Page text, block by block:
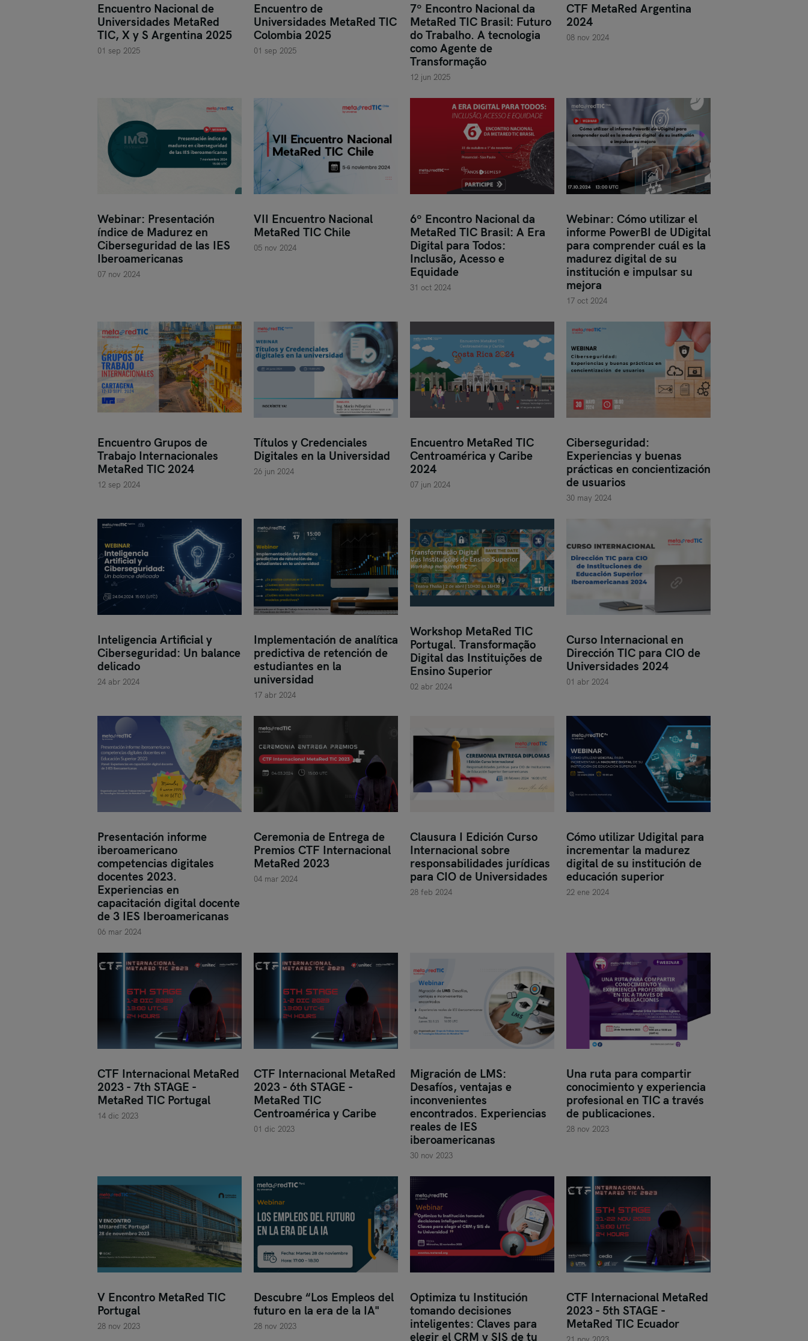
Encuentro Nacional de
Universidades MetaRed
TIC, X y S Argentina 2025
01 sep 2025
Encuentro de
Universidades MetaRed TIC
Colombia 2025
01 sep 2025
7º Encontro Nacional da
MetaRed TIC Brasil: Futuro
do Trabalho. A tecnologia
como Agente de
Transformação
12 jun 2025
CTF MetaRed Argentina
2024
08 nov 2024
Webinar: Presentación
índice de Madurez en
Ciberseguridad de las IES
Iberoamericanas
07 nov 2024
VII Encuentro Nacional
MetaRed TIC Chile
05 nov 2024
6º Encontro Nacional da
MetaRed TIC Brasil: A Era
Digital para Todos:
Inclusão, Acesso e
Equidade
31 oct 2024
Webinar: Cómo utilizar el
informe PowerBI de UDigital
para comprender cuál es la
madurez digital de su
institución e impulsar su
mejora
17 oct 2024
Encuentro Grupos de
Trabajo Internacionales
MetaRed TIC 2024
12 sep 2024
Títulos y Credenciales
Digitales en la Universidad
26 jun 2024
Encuentro MetaRed TIC
Centroamérica y Caribe
2024
07 jun 2024
Ciberseguridad:
Experiencias y buenas
prácticas en concientización
de usuarios
30 may 2024
Inteligencia Artificial y
Ciberseguridad: Un balance
delicado
24 abr 2024
Implementación de analítica
predictiva de retención de
estudiantes en la
universidad
17 abr 2024
Workshop MetaRed TIC
Portugal. Transformação
Digital das Instituições de
Ensino Superior
02 abr 2024
Curso Internacional en
Dirección TIC para CIO de
Universidades 2024
01 abr 2024
Presentación informe
iberoamericano
competencias digitales
docentes 2023.
Experiencias en
capacitación digital docente
de 3 IES Iberoamericanas
06 mar 2024
Ceremonia de Entrega de
Premios CTF Internacional
MetaRed 2023
04 mar 2024
Clausura I Edición Curso
Internacional sobre
responsabilidades jurídicas
para CIO de Universidades
28 feb 2024
Cómo utilizar Udigital para
incrementar la madurez
digital de su institución de
educación superior
22 ene 2024
CTF Internacional MetaRed
2023 - 7th STAGE -
MetaRed TIC Portugal
14 dic 2023
CTF Internacional MetaRed
2023 - 6th STAGE -
MetaRed TIC
Centroamérica y Caribe
01 dic 2023
Migración de LMS:
Desafíos, ventajas e
inconvenientes
encontrados. Experiencias
reales de IES
iberoamericanas
30 nov 2023
Una ruta para compartir
conocimiento y experiencia
profesional en TIC a través
de publicaciones.
28 nov 2023
V Encontro MetaRed TIC
Portugal
28 nov 2023
Descubre “Los Empleos del
futuro en la era de la IA"
28 nov 2023
Optimiza tu Institución
tomando decisiones
inteligentes: Claves para
elegir el CRM y SIS de tu
CTF Internacional MetaRed
2023 - 5th STAGE -
MetaRed TIC Ecuador